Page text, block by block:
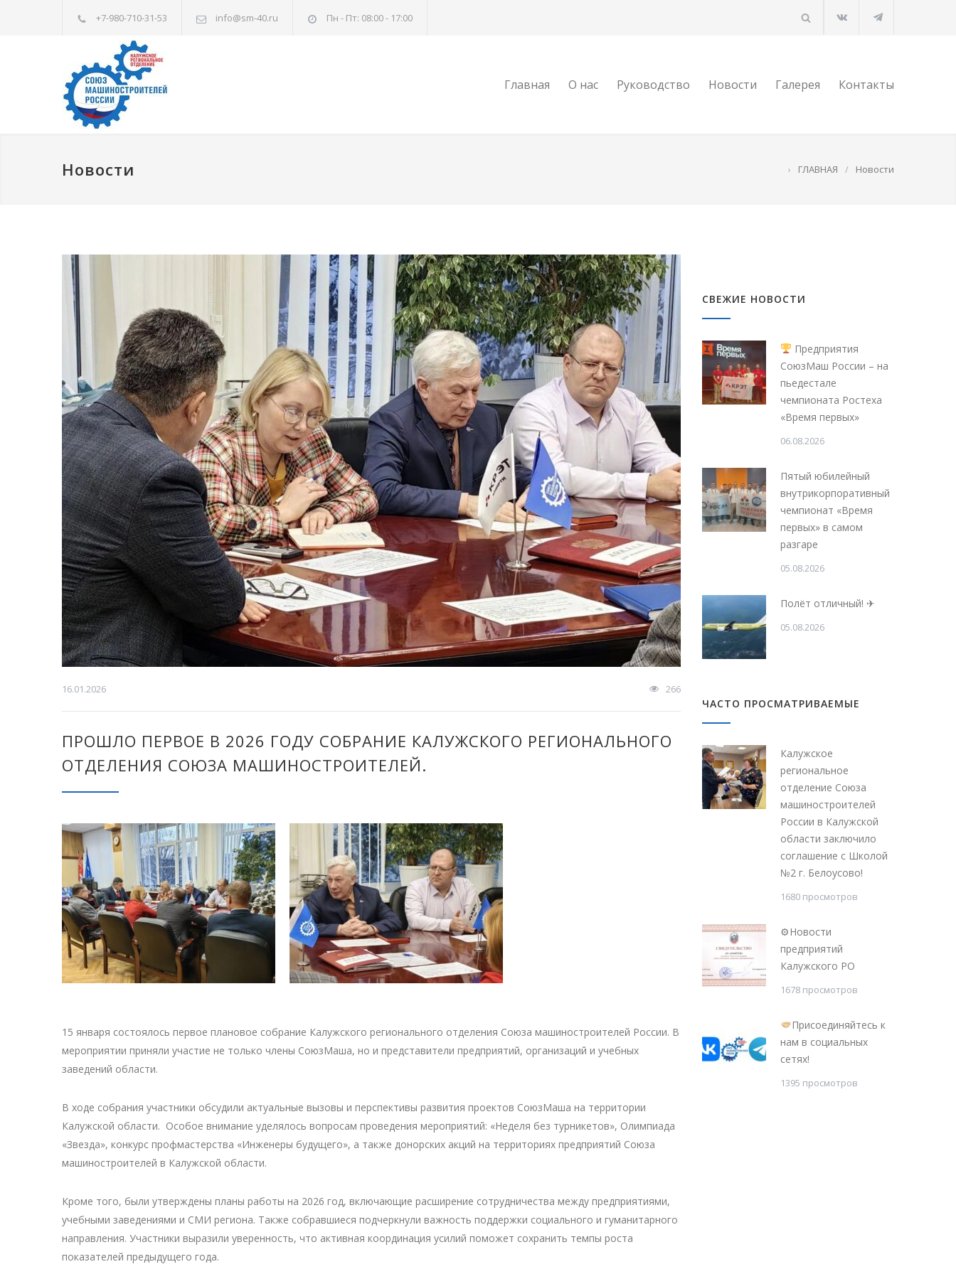
+7-980-710-31-53 info@sm-40.ru Пн - Пт: 08:00 - 17:00
Главная О нас Руководство Новости Галерея Контакты
Новости › ГЛАВНАЯ / Новости
16.01.2026 266
ПРОШЛО ПЕРВОЕ В 2026 ГОДУ СОБРАНИЕ КАЛУЖСКОГО РЕГИОНАЛЬНОГО
ОТДЕЛЕНИЯ СОЮЗА МАШИНОСТРОИТЕЛЕЙ.
15 января состоялось первое плановое собрание Калужского регионального отделения Союза машиностроителей России. В
мероприятии приняли участие не только члены СоюзМаша, но и представители предприятий, организаций и учебных
заведений области.
В ходе собрания участники обсудили актуальные вызовы и перспективы развития проектов СоюзМаша на территории
Калужской области. Особое внимание уделялось вопросам проведения мероприятий: «Неделя без турникетов», Олимпиада
«Звезда», конкурс профмастерства «Инженеры будущего», а также донорских акций на территориях предприятий Союза
машиностроителей в Калужской области.
Кроме того, были утверждены планы работы на 2026 год, включающие расширение сотрудничества между предприятиями,
учебными заведениями и СМИ региона. Также собравшиеся подчеркнули важность поддержки социального и гуманитарного
направления. Участники выразили уверенность, что активная координация усилий поможет сохранить темпы роста
показателей предыдущего года.
СВЕЖИЕ НОВОСТИ
Предприятия
СоюзМаш России – на
пьедестале
чемпионата Ростеха
«Время первых»
06.08.2026
Пятый юбилейный
внутрикорпоративный
чемпионат «Время
первых» в самом
разгаре
05.08.2026
Полёт отличный! ✈
05.08.2026
ЧАСТО ПРОСМАТРИВАЕМЫЕ
Калужское
региональное
отделение Союза
машиностроителей
России в Калужской
области заключило
соглашение с Школой
№2 г. Белоусово!
1680 просмотров
⚙Новости
предприятий
Калужского РО
1678 просмотров
Присоединяйтесь к
нам в социальных
сетях!
1395 просмотров